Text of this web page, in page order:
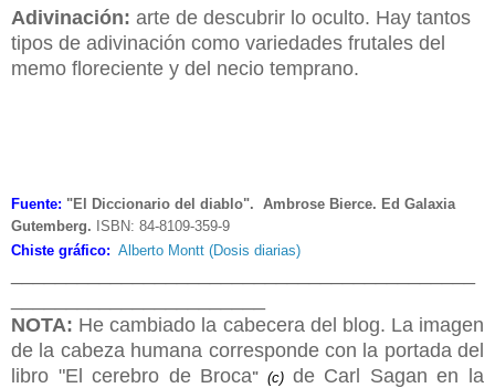
Adivinación: arte de descubrir lo oculto. Hay tantos
tipos de adivinación como variedades frutales del
memo floreciente y del necio temprano.
Fuente: "El Diccionario del diablo". Ambrose Bierce. Ed Galaxia
Gutemberg. ISBN: 84-8109-359-9
Chiste gráfico: Alberto Montt (Dosis diarias)
NOTA: He cambiado la cabecera del blog. La imagen
de la cabeza humana corresponde con la portada del
libro "El cerebro de Broca"(c) de Carl Sagan en la